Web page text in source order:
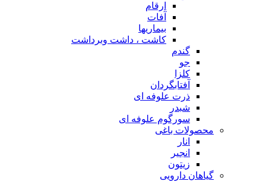
ارقام
آفات
بیماریها
کاشت ، داشت وبرداشت
گندم
جو
کلزا
آفتابگردان
ذرت علوفه ای
شبدر
سورگوم علوفه ای
محصولات باغی
انار
انجیر
زیتون
گیاهان دارویی